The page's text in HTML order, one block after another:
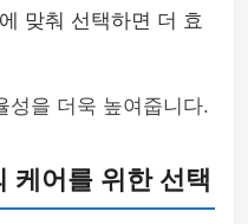
에 맞춰 선택하면 더 효
성을 더욱 높여줍니다.
케어를 위한 선택